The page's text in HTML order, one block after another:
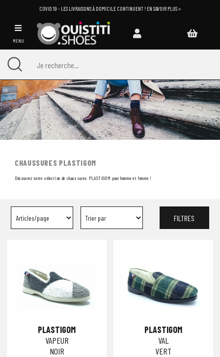
COVID 19 - LES LIVRAISONS À DOMICILE CONTINUENT ! EN SAVOIR PLUS >
MENU
CHAUSSURES PLASTIGOM
Découvrez notre sélection de chaussures PLASTIGOM pour homme et femme !
FILTRES
PLASTIGOM
VAPEUR
NOIR
PLASTIGOM
VAL
VERT